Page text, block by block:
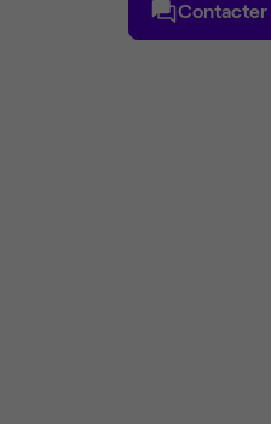
Contacter